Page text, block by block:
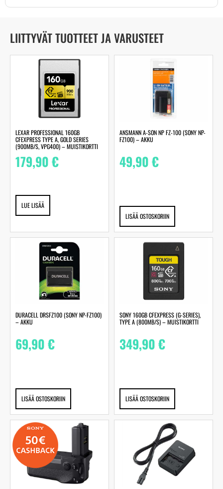
LIITTYVÄT TUOTTEET JA VARUSTEET
LEXAR PROFESSIONAL 160GB
CFEXPRESS TYPE A, GOLD SERIES
(900MB/S, VPG400) – MUISTIKORTTI
179,90€
LUE LISÄÄ
ANSMANN A-SON NP FZ-100 (SONY NP-
FZ100) – AKKU
49,90€
LISÄÄ OSTOSKORIIN
DURACELL DRSFZ100 (SONY NP-FZ100)
– AKKU
69,90€
LISÄÄ OSTOSKORIIN
SONY 160GB CFEXPRESS (G-SERIES),
TYPE A (800MB/S) – MUISTIKORTTI
349,90€
LISÄÄ OSTOSKORIIN